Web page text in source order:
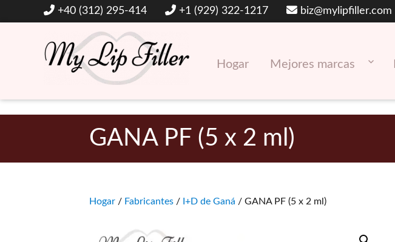
+40 (312) 295-414 +1 (929) 322-1217 biz@mylipfiller.com
Mi relleno de labios
Hogar Mejores marcas
GANA PF (5 x 2 ml)
Hogar / Fabricantes / I+D de Ganá / GANA PF (5 x 2 ml)